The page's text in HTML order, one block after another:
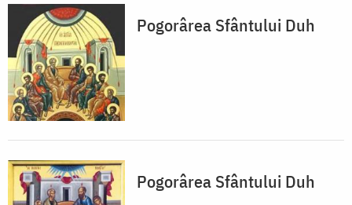
Pogorârea Sfântului Duh
Pogorârea Sfântului Duh